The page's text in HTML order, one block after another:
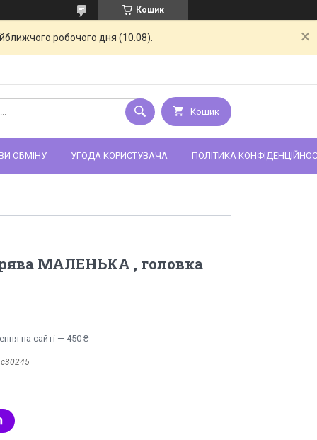
Кошик
робочого дня (10.08).
Кошик
ОБМІНУ УГОДА КОРИСТУВАЧА ПОЛІТИКА
МАЛЕНЬКА , головка
на сайті — 450 ₴
с30245